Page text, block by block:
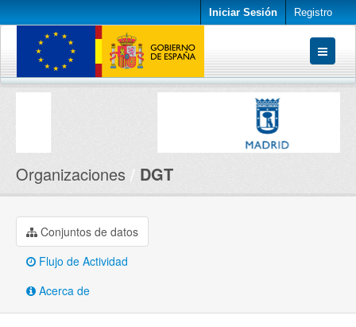
Iniciar Sesión Registro
Conjuntos de datos
Organizaciones DGT
Conjuntos de datos
Flujo de Actividad
Acerca de